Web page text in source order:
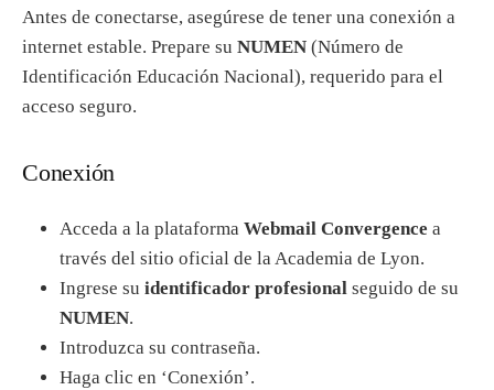
Antes de conectarse, asegúrese de tener una conexión a
internet estable. Prepare su NUMEN (Número de
Identificación Educación Nacional), requerido para el
acceso seguro.
Conexión
Acceda a la plataforma Webmail Convergence a
través del sitio oficial de la Academia de Lyon.
Ingrese su identificador profesional seguido de su
NUMEN.
Introduzca su contraseña.
Haga clic en ‘Conexión’.